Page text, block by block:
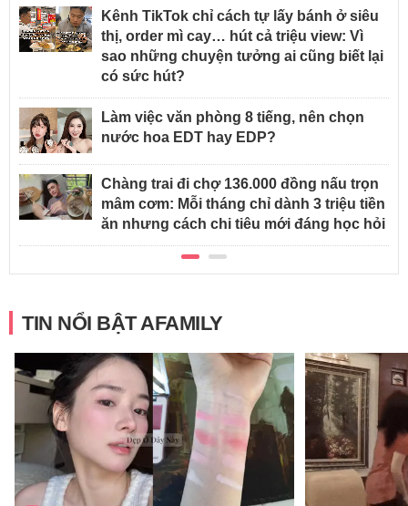
Kênh TikTok chỉ cách tự lấy bánh ở siêu
thị, order mì cay… hút cả triệu view: Vì
sao những chuyện tưởng ai cũng biết lại
có sức hút?
Làm việc văn phòng 8 tiếng, nên chọn
nước hoa EDT hay EDP?
Chàng trai đi chợ 136.000 đồng nấu trọn
mâm cơm: Mỗi tháng chỉ dành 3 triệu tiền
ăn nhưng cách chi tiêu mới đáng học hỏi
TIN NỔI BẬT AFAMILY